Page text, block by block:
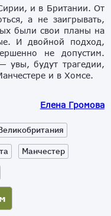
и в Британии. От
а не заигрывать,
были свои планы на
И двойной подход,
не допустим.
увы, будут трагедии,
и в Хомсе.
Елена Громова
Манчестер